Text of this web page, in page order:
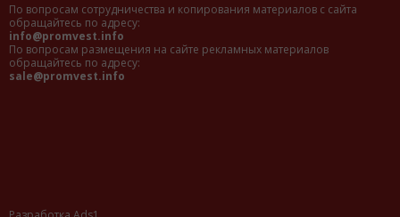
По вопросам сотрудничества и копирования материалов с сайта
обращайтесь по адресу:
info@promvest.info
По вопросам размещения на сайте рекламных материалов
обращайтесь по адресу:
sale@promvest.info